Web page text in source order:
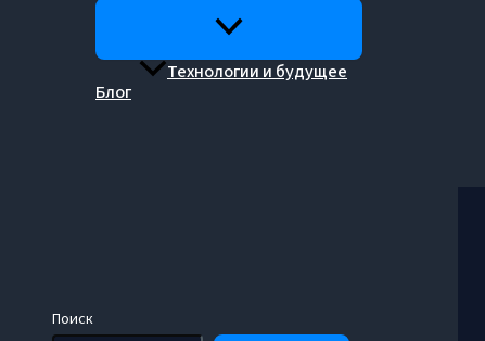
Технологии и будущее
Блог
Поиск